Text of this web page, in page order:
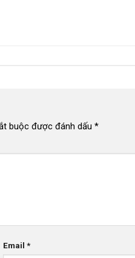
buộc được đánh dấu *
Email*